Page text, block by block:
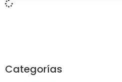
Categorías